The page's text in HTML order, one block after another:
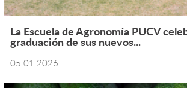
La Escuela de Agronomía PUCV
graduación de sus nuevos...
05.01.2026